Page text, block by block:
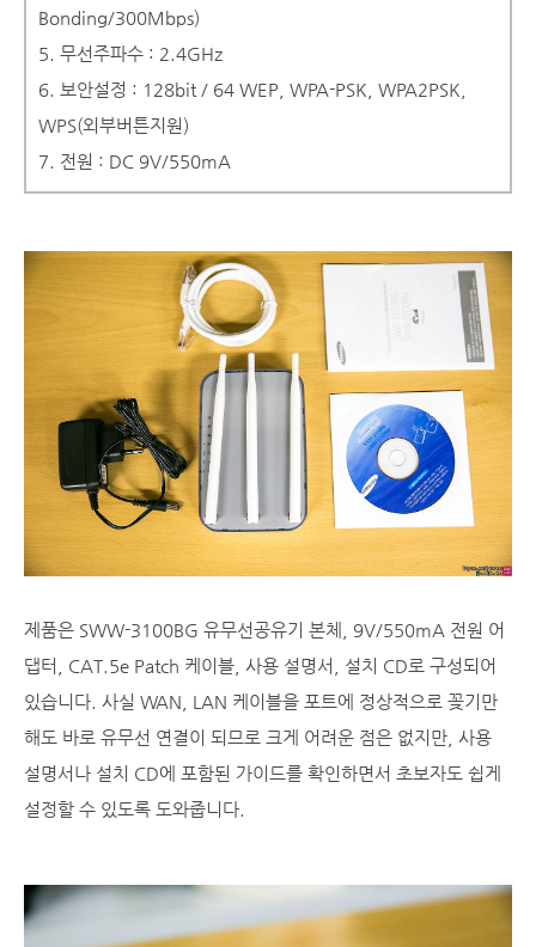
Bonding/300Mbps)
5. 무선주파수 : 2.4GHz
6. 보안설정 : 128bit / 64 WEP, WPA-PSK, WPA2PSK,
WPS(외부버튼지원)
7. 전원 : DC 9V/550mA
제품은 SWW-3100BG 유무선공유기 본체, 9V/550mA 전원 어
댑터, CAT.5e Patch 케이블, 사용 설명서, 설치 CD로 구성되어
있습니다. 사실 WAN, LAN 케이블을 포트에 정상적으로 꽂기만
해도 바로 유무선 연결이 되므로 크게 어려운 점은 없지만, 사용
설명서나 설치 CD에 포함된 가이드를 확인하면서 초보자도 쉽게
설정할 수 있도록 도와줍니다.